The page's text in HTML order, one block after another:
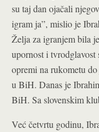
su taj dan ojačali
igram ja”, mislio je
Želja za igranjem bila
upornost i tvrodglavost
opremi na rukometu
u BiH. Danas je
BiH. Sa slovenskim
Već četvrtu godinu,